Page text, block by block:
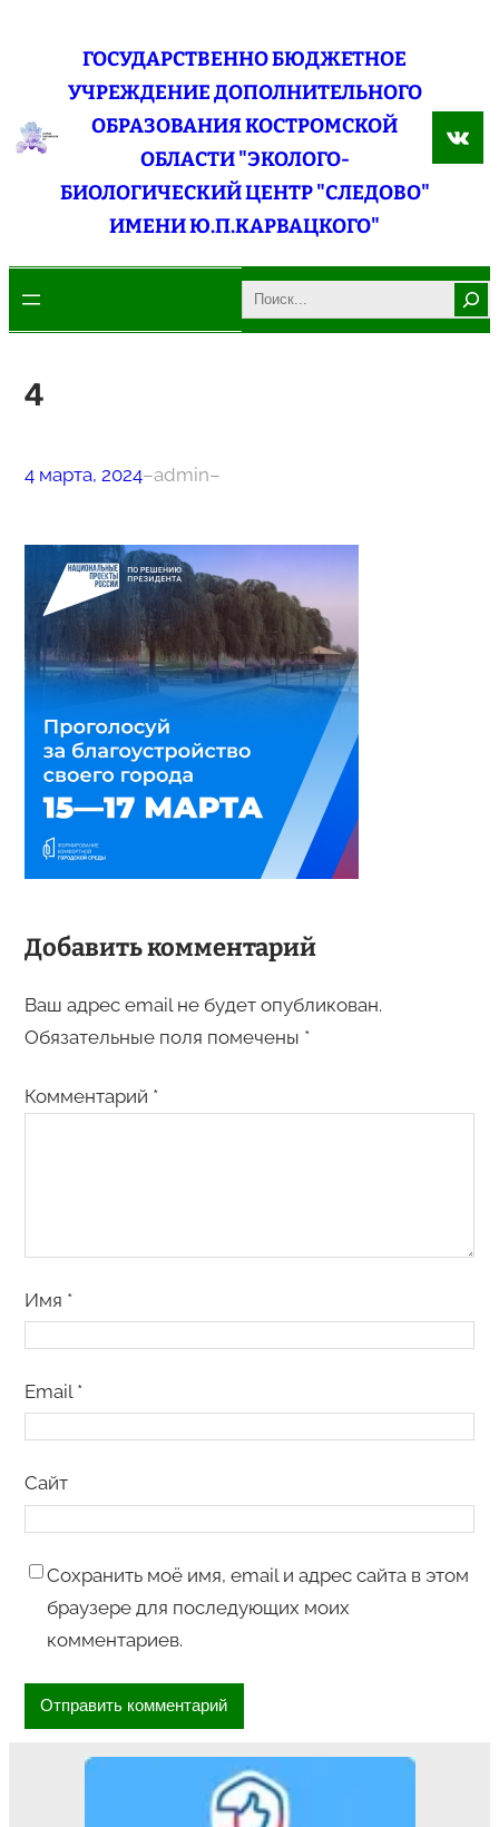
содержимому
ГОСУДАРСТВЕННО БЮДЖЕТНОЕ
УЧРЕЖДЕНИЕ ДОПОЛНИТЕЛЬНОГО
ОБРАЗОВАНИЯ КОСТРОМСКОЙ
ОБЛАСТИ "ЭКОЛОГО-
БИОЛОГИЧЕСКИЙ ЦЕНТР "СЛЕДОВО"
ИМЕНИ Ю.П.КАРВАЦКОГО"
Search
4
4 марта, 2024–admin–
Добавить комментарий
Ваш адрес email не будет опубликован.
Обязательные поля помечены *
Комментарий *
Имя *
Email *
Сайт
Сохранить моё имя, email и адрес сайта в этом
браузере для последующих моих
комментариев.